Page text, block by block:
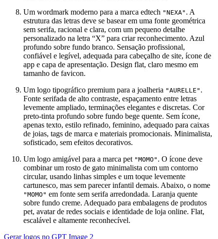
Um wordmark moderno para a marca edtech "NEXA" . A
estrutura das letras deve se basear em uma fonte geométrica
sem serifa, racional e clara, com um pequeno detalhe
personalizado na letra “X” para criar reconhecimento. Azul
profundo sobre fundo branco. Sensação profissional,
confiável e legível, adequada para cabeçalho de site, ícone de
app e capa de apresentação. Design flat, claro mesmo em
tamanho de favicon.
Um logo tipográfico premium para a joalheria "AURELLE" .
Fonte serifada de alto contraste, espaçamento entre letras
levemente ampliado, terminações elegantes e discretas. Cor
preto-tinta profundo sobre fundo bege quente. Sem ícone,
apenas texto, estilo refinado, feminino, adequado para caixas
de joias, tags de marca e materiais promocionais. Minimalista,
sofisticado, sem efeitos decorativos.
Um logo amigável para a marca pet "MOMO" . O ícone deve
combinar um rosto de gato minimalista com um contorno
circular, usando linhas simples e um toque levemente
cartunesco, mas sem parecer infantil demais. Abaixo, o nome
"MOMO" em fonte sem serifa arredondada. Laranja quente
sobre fundo creme. Adequado para embalagens de produtos
pet, avatar de redes sociais e identidade de loja online. Flat,
escalável e altamente reconhecível.
Gerar logos no GPT Image 2